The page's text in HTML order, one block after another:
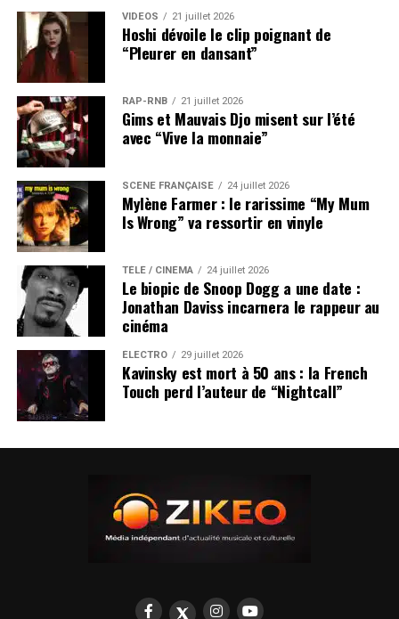
VIDEOS 21 juillet 2026
Hoshi dévoile le clip poignant de
“Pleurer en dansant”
RAP-RNB 21 juillet 2026
Gims et Mauvais Djo misent sur l’été
avec “Vive la monnaie”
SCÈNE FRANÇAISE 24 juillet 2026
Mylène Farmer : le rarissime “My Mum
Is Wrong” va ressortir en vinyle
TÉLÉ / CINÉMA 24 juillet 2026
Le biopic de Snoop Dogg a une date :
Jonathan Daviss incarnera le rappeur au
cinéma
ÉLECTRO 29 juillet 2026
Kavinsky est mort à 50 ans : la French
Touch perd l’auteur de “Nightcall”